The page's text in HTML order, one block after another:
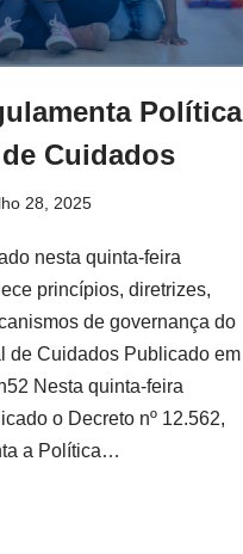
Política
Cuidados
28, 2025
nesta quinta-feira
princípios, diretrizes,
de governança do
de Cuidados Publicado em
Nesta quinta-feira
o Decreto nº 12.562,
a Política…